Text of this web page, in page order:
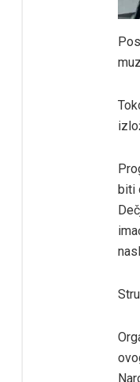
biti